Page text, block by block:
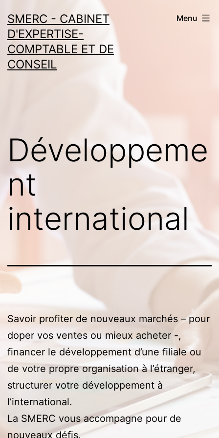
au
contenu
SMERC - CABINET
D'EXPERTISE-
COMPTABLE ET DE
CONSEIL
Menu
Développeme
nt
international
Savoir profiter de nouveaux marchés – pour
doper vos ventes ou mieux acheter -,
financer le développement d’une filiale ou
de votre propre organisation à l’étranger,
structurer votre développement à
l’international.
La SMERC vous accompagne pour de
nouveaux défis.